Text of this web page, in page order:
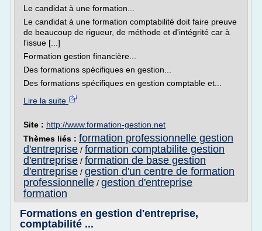
Le candidat à une formation...
Le candidat à une formation comptabilité doit faire preuve
de beaucoup de rigueur, de méthode et d'intégrité car à
l'issue [...]
Formation gestion financière...
Des formations spécifiques en gestion...
Des formations spécifiques en gestion comptable et...
Lire la suite
Site : http://www.formation-gestion.net
Thèmes liés : formation professionnelle gestion
d'entreprise / formation comptabilite gestion
d'entreprise / formation de base gestion
d'entreprise / gestion d'un centre de formation
professionnelle / gestion d'entreprise
formation
Formations en gestion d'entreprise,
comptabilité ...